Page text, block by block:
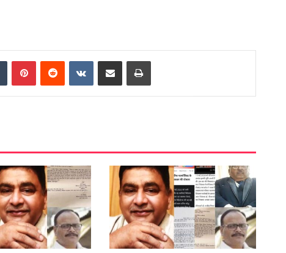
TumblrPinterestReddit VKontakte
Share via Email Print